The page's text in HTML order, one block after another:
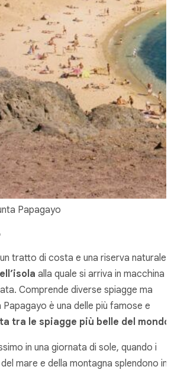
Papagayo
tratto di costa e una riserva naturale
alla quale si arriva in macchina
Comprende diverse spiagge ma
Papagayo è una delle più famose e
tra le spiagge più belle del mondo
in una giornata di sole, quando i
mare e della montagna splendono in